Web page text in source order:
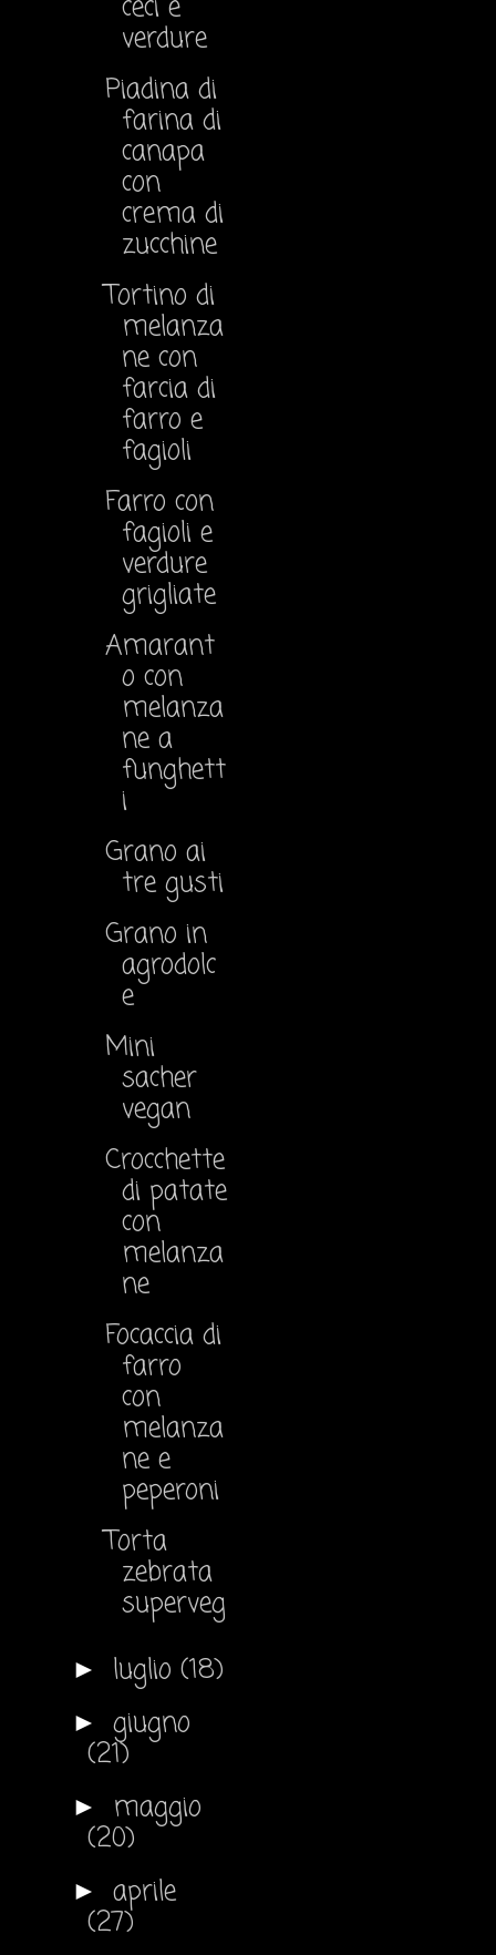
ceci e
verdure
Piadina di
farina di
canapa
con
crema di
zucchine
Tortino di
melanza
ne con
farcia di
farro e
fagioli
Farro con
fagioli e
verdure
grigliate
Amarant
o con
melanza
ne a
funghett
i
Grano ai
tre gusti
Grano in
agrodolc
e
Mini
sacher
vegan
Crocchette
di patate
con
melanza
ne
Focaccia di
farro
con
melanza
ne e
peperoni
Torta
zebrata
superveg
► luglio (18)
► giugno
(21)
► maggio
(20)
► aprile
(27)